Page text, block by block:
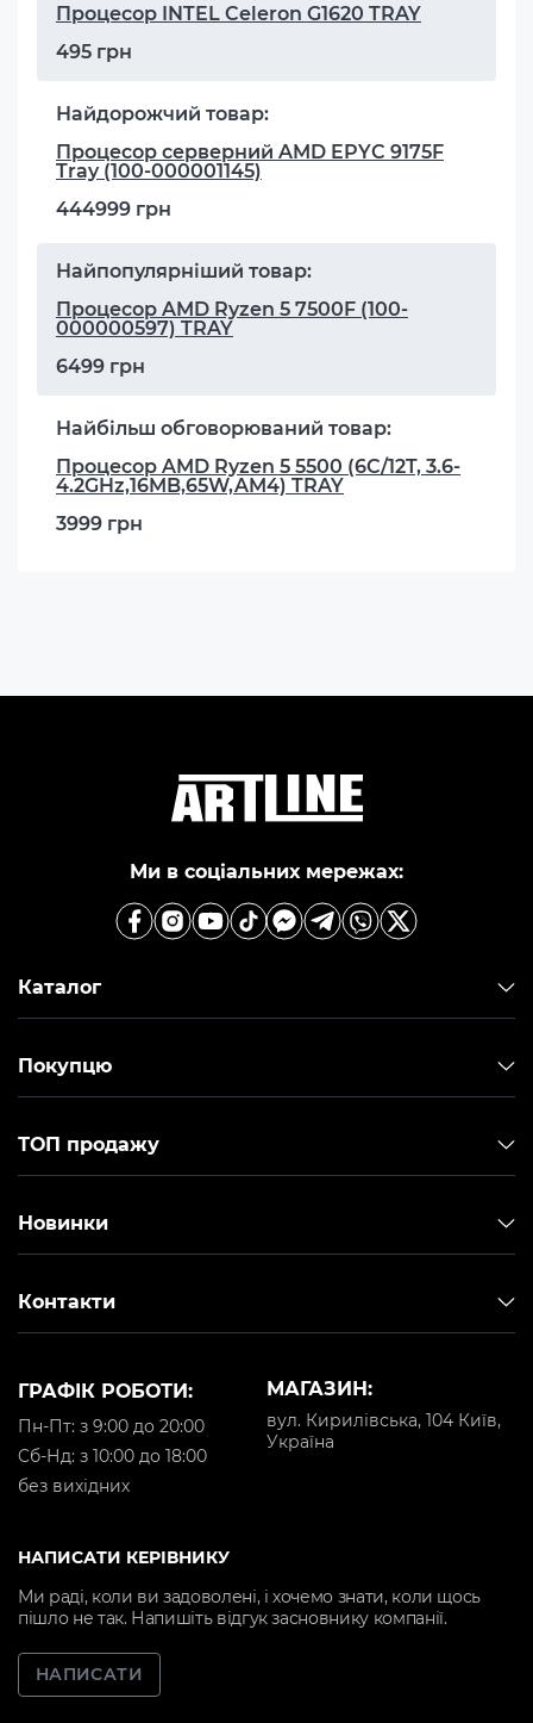
Процесор INTEL Celeron G1620 TRAY
495 грн
Найдорожчий товар:
Процесор серверний AMD EPYC 9175F
Tray (100-000001145)
444999 грн
Найпопулярніший товар:
Процесор AMD Ryzen 5 7500F (100-
000000597) TRAY
6499 грн
Найбільш обговорюваний товар:
Процесор AMD Ryzen 5 5500 (6C/12T, 3.6-
4.2GHz,16MB,65W,AM4) TRAY
3999 грн
Ми в соціальних мережах:
Каталог
Покупцю
ТОП продажу
Новинки
Контакти
МАГАЗИН:
вул. Кирилівська, 104 Київ,
Україна
ГРАФІК РОБОТИ:
Пн-Пт: з 9:00 до 20:00
Cб-Нд: з 10:00 до 18:00
без вихідних
НАПИСАТИ КЕРІВНИКУ
Ми раді, коли ви задоволені, і хочемо знати, коли щось
пішло не так. Напишіть відгук засновнику компанії.
НАПИСАТИ